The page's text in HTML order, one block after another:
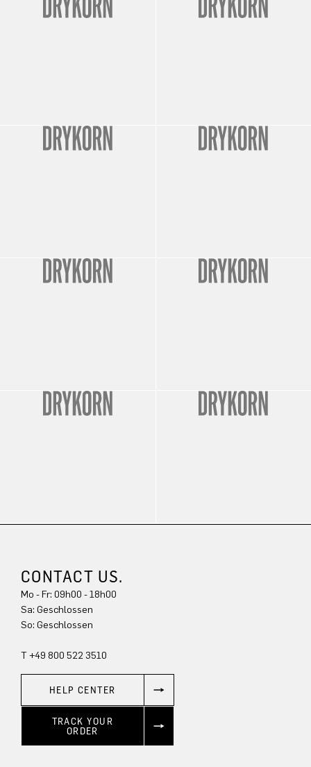
CONTACT US.
Mo - Fr: 09h00 - 18h00
Sa: Geschlossen
So: Geschlossen
T +49 800 522 3510
HELP CENTER
TRACK YOUR
ORDER